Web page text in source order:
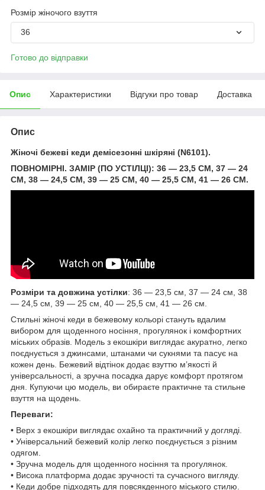
Розмір жіночого взуття
36
Готово до відправки
Опис Характеристики Відгуки про товар Доставка
Опис
Жіночі бежеві кеди демісезонні шкіряні (N6101).
ПОВНОМІРНІ. ЗАМІР (ПО УСТІЛЦІ): 36 — 23,5 СМ, 37 — 24
СМ, 38 — 24,5 СМ, 39 — 25 СМ, 40 — 25,5 СМ, 41 — 26 СМ.
Розміри та довжина устілки: 36 — 23,5 см, 37 — 24 см, 38
— 24,5 см, 39 — 25 см, 40 — 25,5 см, 41 — 26 см.
Стильні жіночі кеди в бежевому кольорі стануть вдалим
вибором для щоденного носіння, прогулянок і комфортних
міських образів. Модель з екошкіри виглядає акуратно, легко
поєднується з джинсами, штанами чи сукнями та пасує на
кожен день. Бежевий відтінок додає взуттю м’якості й
універсальності, а зручна посадка дарує комфорт протягом
дня. Купуючи цю модель, ви обираєте практичне та стильне
взуття на щодень.
Переваги:
• Верх з екошкіри виглядає охайно та практичний у догляді.
• Універсальний бежевий колір легко поєднується з різним
одягом.
• Зручна модель для щоденного носіння та прогулянок.
• Висока платформа додає зручності та сучасного вигляду.
• Кеди добре підходять для повсякденного міського стилю.